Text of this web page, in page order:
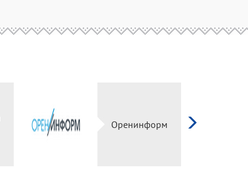
Оренинформ